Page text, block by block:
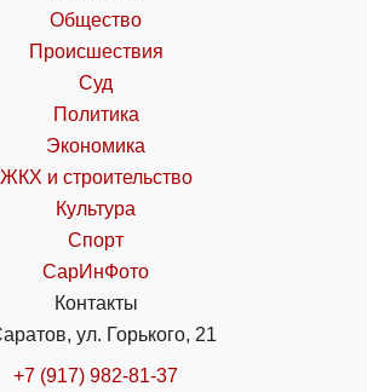
Общество
Происшествия
Суд
Политика
Экономика
ЖКХ и строительство
Культура
Спорт
СарИнФото
Контакты
ул. Горького, 21
+7 (917) 982-81-37